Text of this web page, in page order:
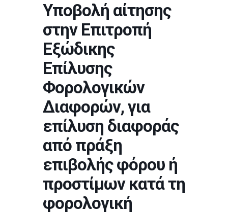
Υποβολή αίτησης
στην Επιτροπή
Εξώδικης
Επίλυσης
Φορολογικών
Διαφορών, για
επίλυση διαφοράς
από πράξη
επιβολής φόρου ή
προστίμων κατά τη
φορολογική